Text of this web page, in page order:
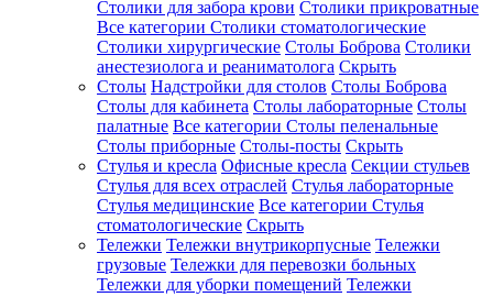
Столики для забора крови Столики прикроватные
Все категории Столики стоматологические
Столики хирургические Столы Боброва Столики
анестезиолога и реаниматолога Скрыть
Столы Надстройки для столов Столы Боброва
Столы для кабинета Столы лабораторные Столы
палатные Все категории Столы пеленальные
Столы приборные Столы-посты Скрыть
Стулья и кресла Офисные кресла Секции стульев
Стулья для всех отраслей Стулья лабораторные
Стулья медицинские Все категории Стулья
стоматологические Скрыть
Тележки Тележки внутрикорпусные Тележки
грузовые Тележки для перевозки больных
Тележки для уборки помещений Тележки